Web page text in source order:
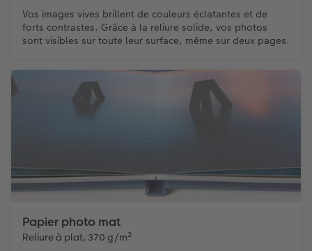
Vos images vives brillent de couleurs éclatantes et de
forts contrastes. Grâce à la reliure solide, vos photos
sont visibles sur toute leur surface, même sur deux pages.
Papier photo mat
Reliure à plat, 370 g/m²